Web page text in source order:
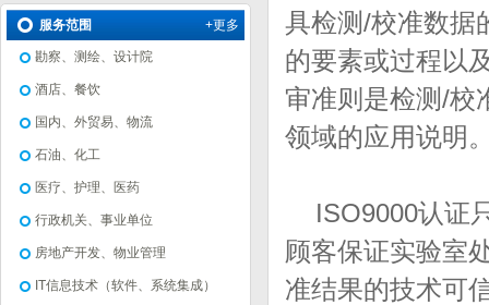
+更多
服务范围
勘察、测绘、设计院
酒店、餐饮
国内、外贸易、物流
石油、化工
医疗、护理、医药
行政机关、事业单位
房地产开发、物业管理
IT信息技术（软件、系统集成）
具检测/校准数据
的要素或过程以
审准则是检测/校
领域的应用说明
ISO9000认证
顾客保证实验室
准结果的技术可